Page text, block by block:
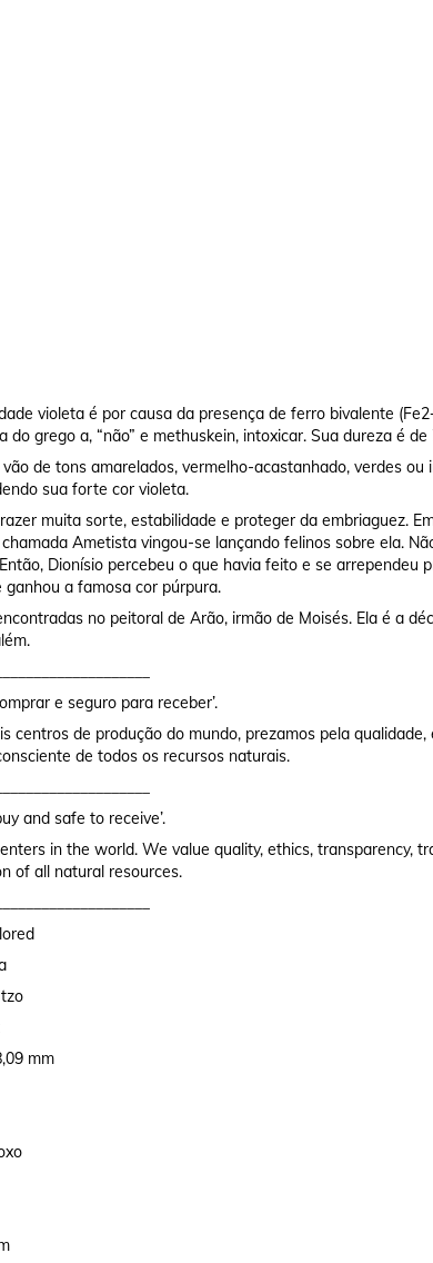
violeta é por causa da presença de ferro bivalente
grego a, “não” e methuskein, intoxicar. Sua dureza é
de tons amarelados, vermelho-acastanhado, verdes ou
sua forte cor violeta.
muita sorte, estabilidade e proteger da embriaguez.
Ametista vingou-se lançando felinos sobre ela.
Dionísio percebeu o que havia feito e se arrependeu
a famosa cor púrpura.
no peitoral de Arão, irmão de Moisés. Ela é a
e seguro para receber’.
de produção do mundo, prezamos pela qualidade,
de todos os recursos naturais.
and safe to receive’.
in the world. We value quality, ethics, transparency,
of all natural resources.
mm